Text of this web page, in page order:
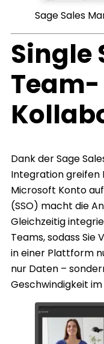
Sage Sales
Single
Team-
Dank der Sage
Integration greifen
Microsoft Konto auf
(SSO) macht die
Gleichzeitig
Teams, sodass Sie
in einer Plattform
nur Daten –
Geschwindigkeit